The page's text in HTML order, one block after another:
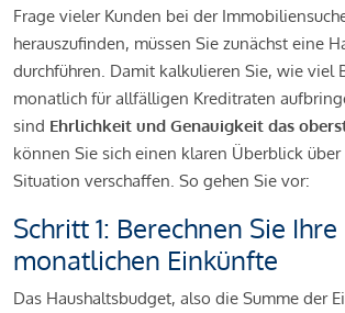
Frage vieler Kunden bei der
herauszufinden, müssen Sie zunächst eine
durchführen. Damit kalkulieren Sie, wie viel
monatlich für allfälligen Kreditraten
sind Ehrlichkeit und Genauigkeit das
können Sie sich einen klaren Überblick
Situation verschaffen. So gehen Sie vor:
Schritt 1: Berechnen Sie Ihre
monatlichen Einkünfte
Das Haushaltsbudget, also die Summe der